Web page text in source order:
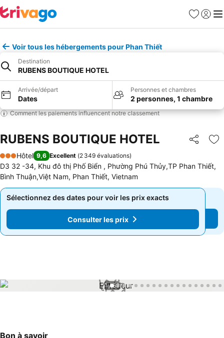
Favoris
Se
Voir tous les hébergements pour Phan Thiết
Destination
RUBENS BOUTIQUE HOTEL
Arrivée/départ
Dates
Personnes et chambres
2 personnes, 1 chambre
Comment les paiements influencent notre classement
RUBENS BOUTIQUE HOTEL Partager
3 Étoiles
Hôtel 9,6 Excellent (2 349 évaluations)
D3 32 -34, Khu đô thị Phố Biển , Phường Phú Thủy,TP Phan Thiết,
Bình Thuận,Việt Nam, Phan Thiết, Vietnam
Sélectionnez des dates pour voir les prix exacts
Consulter les prix
Sélectionnez des dates pour voir les prix exacts
Consulter les prix
1 / 59
Bon à savoir